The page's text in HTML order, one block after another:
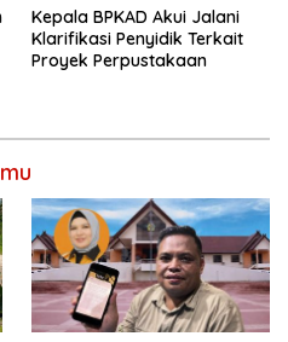
Kepala BPKAD Akui Jalani
Klarifikasi Penyidik Terkait
Proyek Perpustakaan